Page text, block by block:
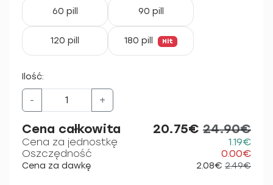
60 pill 90 pill
120 pill 180 pill Hit
Ilość:
- +
Cena całkowita 20.75€ 24.90€
Cena za jednostkę
1.19€
Oszczędność
0.00€
Cena za dawkę 2.08€ 2.49€